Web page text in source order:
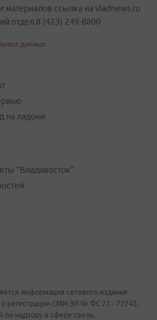
ссылка на vladnews.ru
отдел 8 (423) 249-8800
данных
на ладони
"Владивосток"
информация сетевого издания
о регистрации СМИ ЭЛ № ФС 77 - 72742,
надзору в сфере связи,